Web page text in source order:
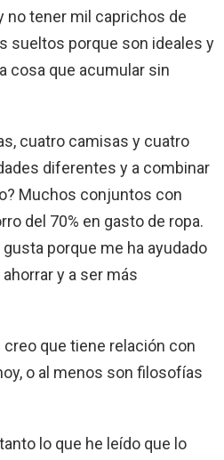
no tener mil caprichos de
sueltos porque son ideales y
cosa que acumular sin
cuatro camisas y cuatro
diferentes y a combinar
Muchos conjuntos con
del 70% en gasto de ropa.
porque me ha ayudado
y a ser más
que tiene relación con
o al menos son filosofías
lo que he leído que lo